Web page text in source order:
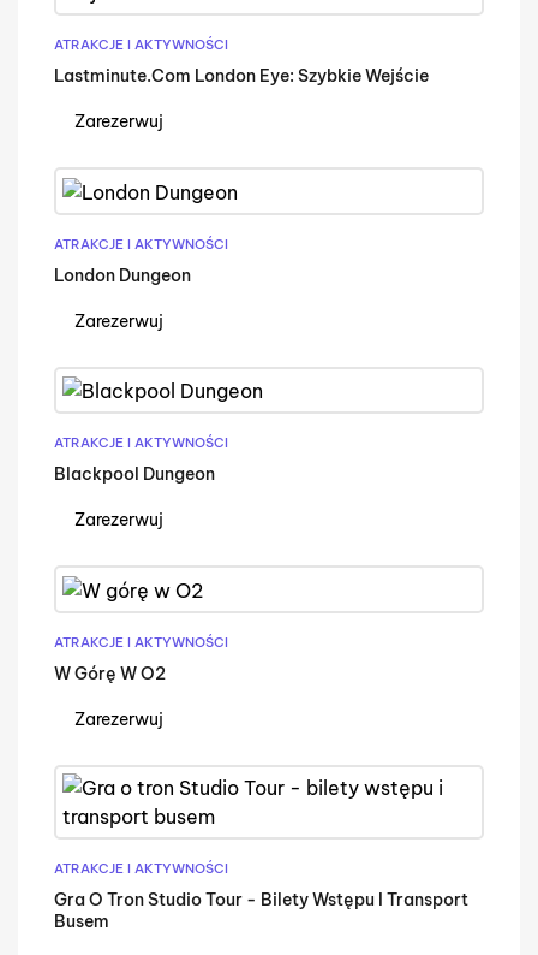
ATRAKCJE I AKTYWNOŚCI
Lastminute.com London Eye: Szybkie Wejście
Zarezerwuj
ATRAKCJE I AKTYWNOŚCI
London Dungeon
Zarezerwuj
ATRAKCJE I AKTYWNOŚCI
Blackpool Dungeon
Zarezerwuj
ATRAKCJE I AKTYWNOŚCI
W Górę W O2
Zarezerwuj
ATRAKCJE I AKTYWNOŚCI
Gra O Tron Studio Tour - Bilety Wstępu I Transport
Busem